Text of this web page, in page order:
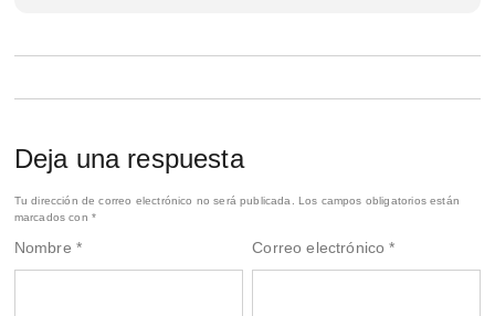
Deja una respuesta
Tu dirección de correo electrónico no será publicada.
Los campos obligatorios están
marcados con *
Nombre * Correo electrónico*